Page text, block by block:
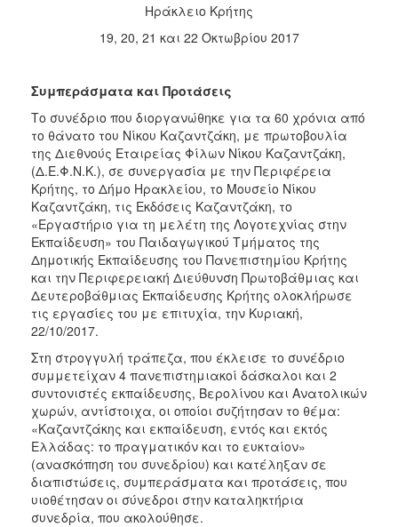
Ηράκλειο Κρήτης
19, 20, 21 και 22 Οκτωβρίου 2017
Συμπεράσματα και Προτάσεις
Το συνέδριο που διοργανώθηκε για τα 60 χρόνια από
το θάνατο του Νίκου Καζαντζάκη, με πρωτοβουλία
της Διεθνούς Εταιρείας Φίλων Νίκου Καζαντζάκη,
(Δ.Ε.Φ.Ν.Κ.), σε συνεργασία με την Περιφέρεια
Κρήτης, το Δήμο Ηρακλείου, το Μουσείο Νίκου
Καζαντζάκη, τις Εκδόσεις Καζαντζάκη, το
«Εργαστήριο για τη μελέτη της Λογοτεχνίας στην
Εκπαίδευση» του Παιδαγωγικού Τμήματος της
Δημοτικής Εκπαίδευσης του Πανεπιστημίου Κρήτης
και την Περιφερειακή Διεύθυνση Πρωτοβάθμιας και
Δευτεροβάθμιας Εκπαίδευσης Κρήτης ολοκλήρωσε
τις εργασίες του με επιτυχία, την Κυριακή,
22/10/2017.
Στη στρογγυλή τράπεζα, που έκλεισε το συνέδριο
συμμετείχαν 4 πανεπιστημιακοί δάσκαλοι και 2
συντονιστές εκπαίδευσης, Βερολίνου και Ανατολικών
χωρών, αντίστοιχα, οι οποίοι συζήτησαν το θέμα:
«Καζαντζάκης και εκπαίδευση, εντός και εκτός
Ελλάδας: το πραγματικόν και το ευκταίον»
(ανασκόπηση του συνεδρίου) και κατέληξαν σε
διαπιστώσεις, συμπεράσματα και προτάσεις, που
υιοθέτησαν οι σύνεδροι στην καταληκτήρια
συνεδρία, που ακολούθησε.